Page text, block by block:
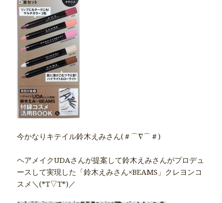
今かなりキテイル鈴木えみさん(＃⌒∇⌒＃)
ヘアメイクUDAさんが提案して鈴木えみさんがプロデュ
ースして実現した「鈴木えみさん×BEAMS」クレヨンコ
スメ＼(*T▽T*)／